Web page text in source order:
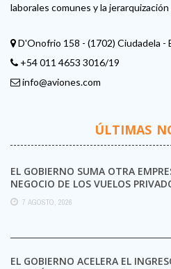
laborales comunes y la
D'Onofrio 158 - (1702) Ciudadela
+54 011 4653 3016/19
info@aviones.com
ÚLTIMAS
EL GOBIERNO SUMA OTRA
NEGOCIO DE LOS VUELOS
7 AGOSTO, 2026
EL GOBIERNO ACELERA EL